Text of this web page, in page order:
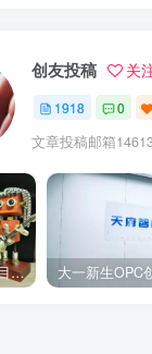
创友投稿 关
1918 0
文章投稿邮箱
机器人定制创业项目需要注意什么